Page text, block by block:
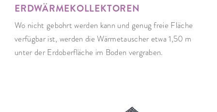
ERDWÄRMEKOLLEKTOREN
Wo nicht gebohrt werden kann und ­genug freie Fläche
verfügbar ist, werden die Wärme­tauscher etwa 1,50 m
unter der ­Erdoberfläche im Boden vergraben.